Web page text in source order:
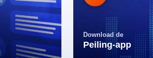
Download de
Peiling-app